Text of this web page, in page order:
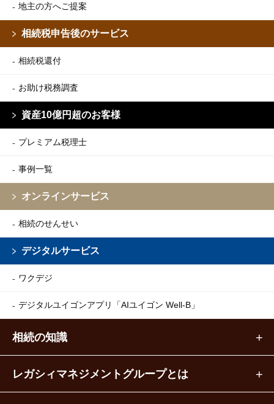
地主の方へご提案
相続税申告後のサービス
相続税還付
お助け税務調査
資産10億円超のお客様
プレミアム税理士
事例一覧
オンラインサービス
相続のせんせい
デジタルサービス
ワクデジ
デジタルユイゴンアプリ 「AIユイゴン Well-B」
相続の知識
レガシィマネジメントグループとは